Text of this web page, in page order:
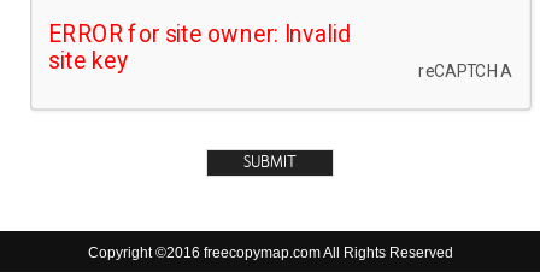
Copyright ©2016 freecopymap.com All Rights Reserved